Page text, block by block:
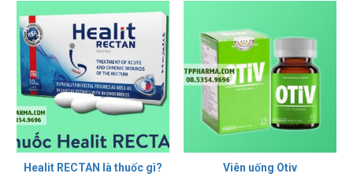
Healit RECTAN là thuốc gì?
Viên uống Otiv